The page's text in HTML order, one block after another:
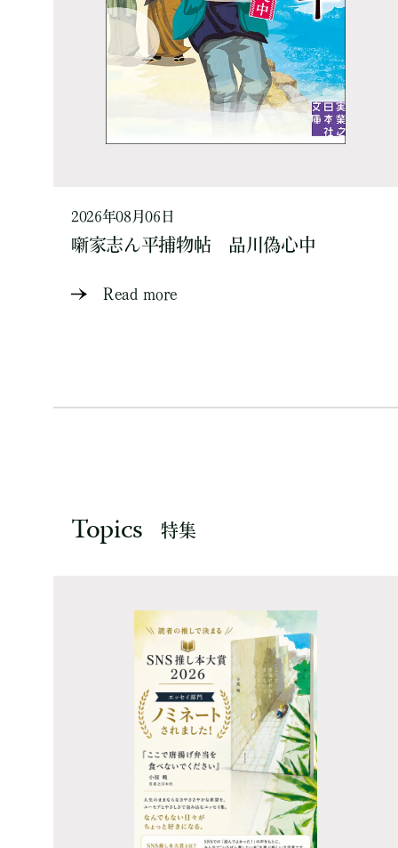
2026年08月06日
噺家志ん平捕物帖 品川偽心中
Read more
Topics 特集